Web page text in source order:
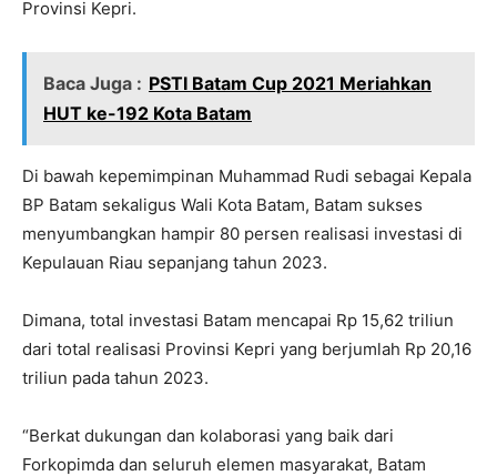
Provinsi Kepri.
Baca Juga : PSTI Batam Cup 2021 Meriahkan
HUT ke-192 Kota Batam
Di bawah kepemimpinan Muhammad Rudi sebagai Kepala
BP Batam sekaligus Wali Kota Batam, Batam sukses
menyumbangkan hampir 80 persen realisasi investasi di
Kepulauan Riau sepanjang tahun 2023.
Dimana, total investasi Batam mencapai Rp 15,62 triliun
dari total realisasi Provinsi Kepri yang berjumlah Rp 20,16
triliun pada tahun 2023.
“Berkat dukungan dan kolaborasi yang baik dari
Forkopimda dan seluruh elemen masyarakat, Batam